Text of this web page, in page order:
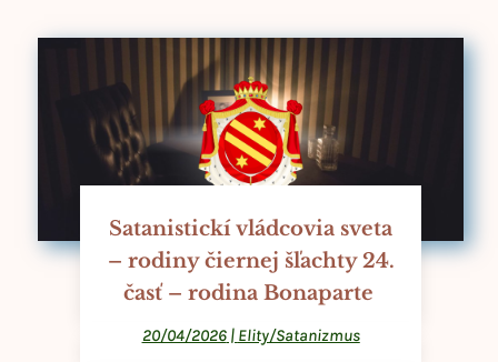
Satanistickí vládcovia sveta
– rodiny čiernej šľachty 24.
časť – rodina Bonaparte
20/04/2026| Elity/Satanizmus